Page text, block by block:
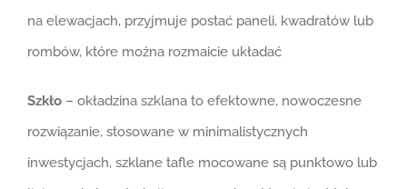
na elewacjach, przyjmuje postać paneli, kwadratów lub
rombów, które można rozmaicie układać
Szkło – okładzina szklana to efektowne, nowoczesne
rozwiązanie, stosowane w minimalistycznych
inwestycjach, szklane tafle mocowane są punktowo lub